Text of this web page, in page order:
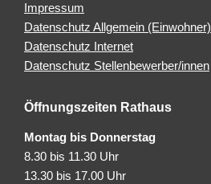
Impressum
Datenschutz Allgemein (Einwohner)
Datenschutz Internet
Datenschutz Stellenbewerber/innen
Öffnungszeiten Rathaus
Montag bis Donnerstag
8.30 bis 11.30 Uhr
13.30 bis 17.00 Uhr